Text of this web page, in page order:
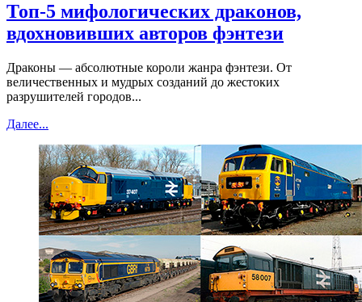
Топ-5 мифологических драконов,
вдохновивших авторов фэнтези
Драконы — абсолютные короли жанра фэнтези. От
величественных и мудрых созданий до жестоких
разрушителей городов...
Далее...